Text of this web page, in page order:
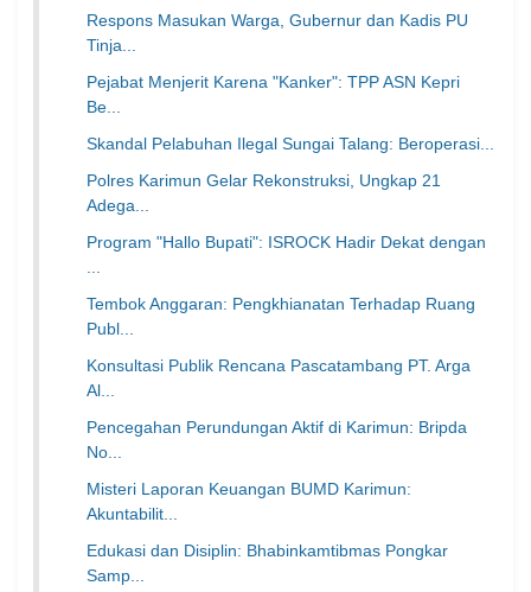
Respons Masukan Warga, Gubernur dan Kadis PU
Tinja...
Pejabat Menjerit Karena "Kanker": TPP ASN Kepri
Be...
Skandal Pelabuhan Ilegal Sungai Talang: Beroperasi...
Polres Karimun Gelar Rekonstruksi, Ungkap 21
Adega...
Program "Hallo Bupati": ISROCK Hadir Dekat dengan
...
Tembok Anggaran: Pengkhianatan Terhadap Ruang
Publ...
Konsultasi Publik Rencana Pascatambang PT. Arga
Al...
Pencegahan Perundungan Aktif di Karimun: Bripda
No...
Misteri Laporan Keuangan BUMD Karimun:
Akuntabilit...
Edukasi dan Disiplin: Bhabinkamtibmas Pongkar
Samp...